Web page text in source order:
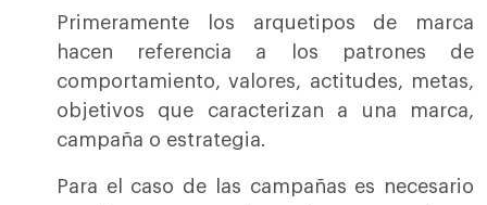
Primeramente los arquetipos de marca
hacen referencia a los patrones de
comportamiento, valores, actitudes, metas,
objetivos que caracterizan a una marca,
campaña o estrategia.
Para el caso de las campañas es necesario